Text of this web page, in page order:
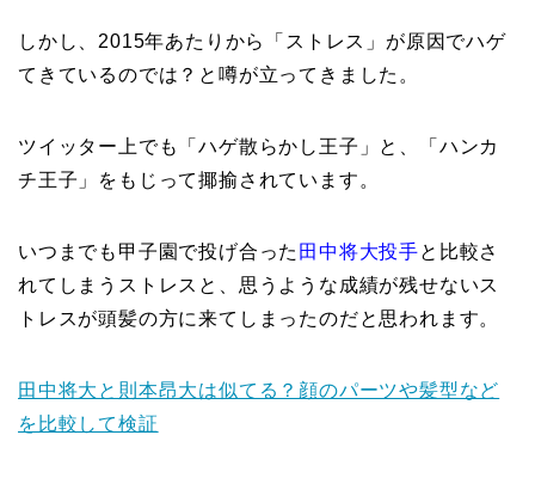
しかし、2015年あたりから「ストレス」が原因でハゲ
てきているのでは？と噂が立ってきました。
ツイッター上でも「ハゲ散らかし王子」と、「ハンカ
チ王子」をもじって揶揄されています。
いつまでも甲子園で投げ合った 田中将大投手と比較さ
れてしまうストレスと、思うような成績が残せないス
トレスが頭髪の方に来てしまったのだと思われます。
田中将大と則本昂大は似てる？顔のパーツや髪型など
を比較して検証